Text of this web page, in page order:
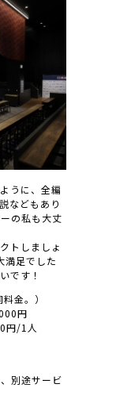
うに、全編
などもあり
の私も大丈
トしましょ
満足でした
です！
金。）
円
円/1人
別途サービ